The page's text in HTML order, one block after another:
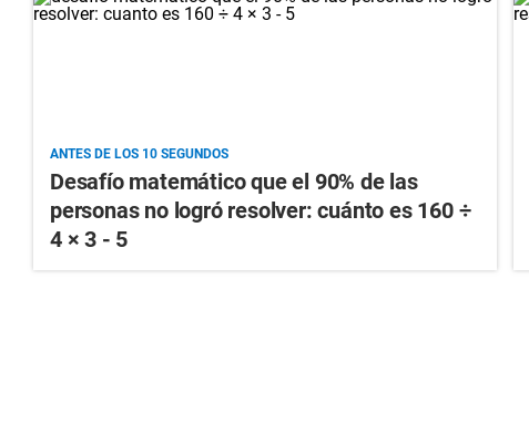
ANTES DE LOS 10 SEGUNDOS
Desafío matemático que el 90% de las
personas no logró resolver: cuánto es 160 ÷
4 × 3 - 5